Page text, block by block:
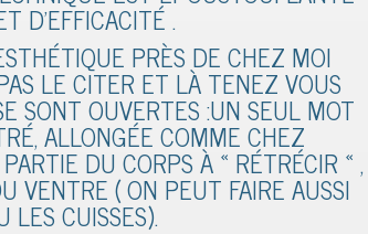
D’EFFICACITÉ .
PRÈS DE CHEZ MOI
LE CITER ET LÀ TENEZ VOUS
SONT OUVERTES :UN SEUL MOT
ALLONGÉE COMME CHEZ
DU CORPS À « RÉTRÉCIR « ,
VENTRE ( ON PEUT FAIRE AUSSI
LES CUISSES).